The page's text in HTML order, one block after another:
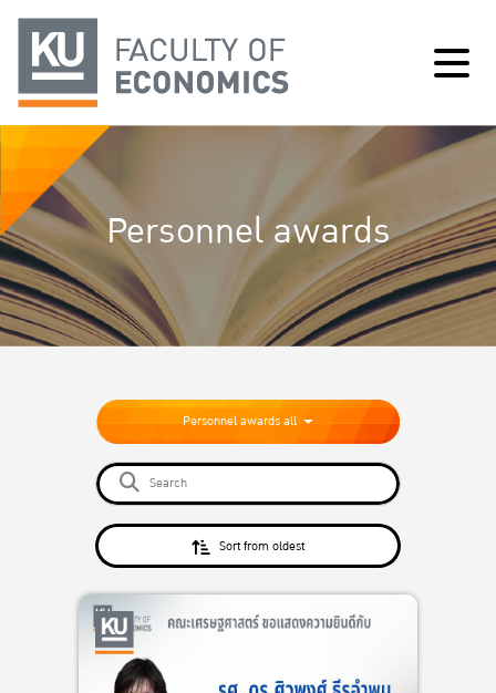
Personnel awards
Personnel awards all
Sort from oldest